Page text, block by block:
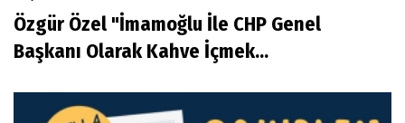
Özgür Özel "İmamoğlu İle CHP Genel
Başkanı Olarak Kahve İçmek...